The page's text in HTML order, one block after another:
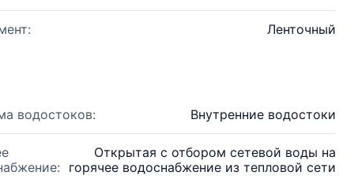
Ленточный
водостоков: Внутренние водостоки
Открытая с отбором сетевой воды на
горячее водоснабжение из тепловой сети